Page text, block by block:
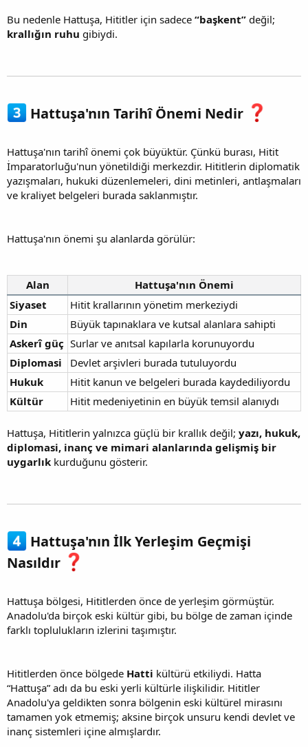
Bu nedenle Hattuşa, Hititler için sadece “başkent” değil;
krallığın ruhu gibiydi.
Hattuşa'nın Tarihî Önemi Nedir
Hattuşa'nın tarihî önemi çok büyüktür. Çünkü burası, Hitit
İmparatorluğu'nun yönetildiği merkezdir. Hititlerin diplomatik
yazışmaları, hukuki düzenlemeleri, dini metinleri, antlaşmaları
ve kraliyet belgeleri burada saklanmıştır.
Hattuşa'nın önemi şu alanlarda görülür:
Alan
Hattuşa'nın Önemi
Siyaset
Hitit krallarının yönetim merkeziydi
Din
Büyük tapınaklara ve kutsal alanlara sahipti
Askerî güç Surlar ve anıtsal kapılarla korunuyordu
Diplomasi
Devlet arşivleri burada tutuluyordu
Hukuk
Hitit kanun ve belgeleri burada kaydediliyordu
Kültür
Hitit medeniyetinin en büyük temsil alanıydı
Hattuşa, Hititlerin yalnızca güçlü bir krallık değil; yazı, hukuk,
diplomasi, inanç ve mimari alanlarında gelişmiş bir
uygarlık kurduğunu gösterir.
Hattuşa'nın İlk Yerleşim Geçmişi
Nasıldır
Hattuşa bölgesi, Hititlerden önce de yerleşim görmüştür.
Anadolu'da birçok eski kültür gibi, bu bölge de zaman içinde
farklı toplulukların izlerini taşımıştır.
Hititlerden önce bölgede Hatti kültürü etkiliydi. Hatta
“Hattuşa” adı da bu eski yerli kültürle ilişkilidir. Hititler
Anadolu'ya geldikten sonra bölgenin eski kültürel mirasını
tamamen yok etmemiş; aksine birçok unsuru kendi devlet ve
inanç sistemleri içine almışlardır.